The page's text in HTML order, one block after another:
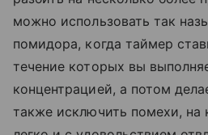
можно использовать так
помидора, когда таймер
течение которых вы
концентрацией, а потом
также исключить помехи, на